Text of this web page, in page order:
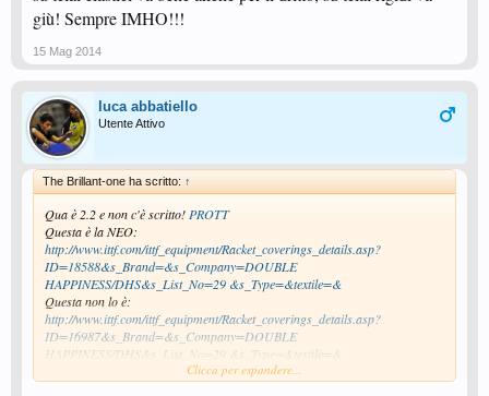
giù! Sempre IMHO!!!
15 Mag 2014
luca abbatiello
Utente Attivo
The Brillant-one ha scritto: ↑
Qua è 2.2 e non c'è scritto! PROTT
Questa è la NEO:
http://www.ittf.com/ittf_equipment/Racket_coverings_details.asp?
ID=18588&s_Brand=&s_Company=DOUBLE
HAPPINESS/DHS&s_List_No=29 &s_Type=&textile=&
Questa non lo è:
http://www.ittf.com/ittf_equipment/Racket_coverings_details.asp?
ID=16987&s_Brand=&s_Company=DOUBLE
HAPPINESS/DHS&s_List_No=29 &s_Type=&textile=&
Clicca per espandere...